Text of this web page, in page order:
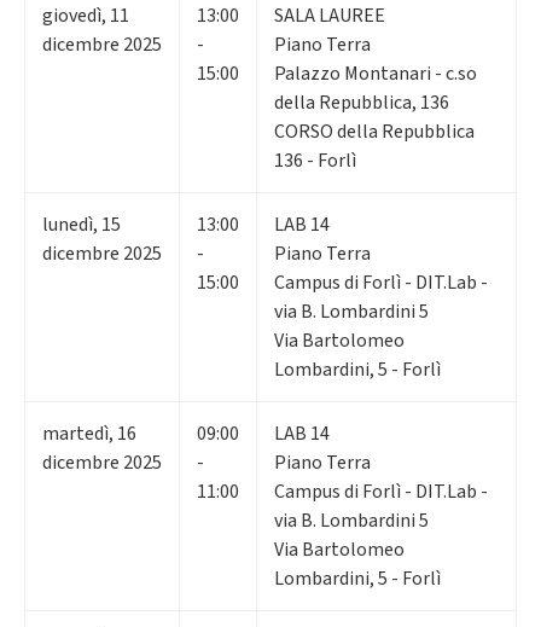
giovedì, 11
dicembre 2025
13:00
-
15:00
SALA LAUREE
Piano Terra
Palazzo Montanari - c.so
della Repubblica, 136
CORSO della Repubblica
136 - Forlì
lunedì, 15
dicembre 2025
13:00
-
15:00
LAB 14
Piano Terra
Campus di Forlì - DIT.Lab -
via B. Lombardini 5
Via Bartolomeo
Lombardini, 5 - Forlì
martedì, 16
dicembre 2025
09:00
-
11:00
LAB 14
Piano Terra
Campus di Forlì - DIT.Lab -
via B. Lombardini 5
Via Bartolomeo
Lombardini, 5 - Forlì